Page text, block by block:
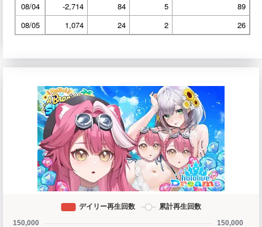
08/04
-2,714 84 5
89
08/05
1,074 24 2 26